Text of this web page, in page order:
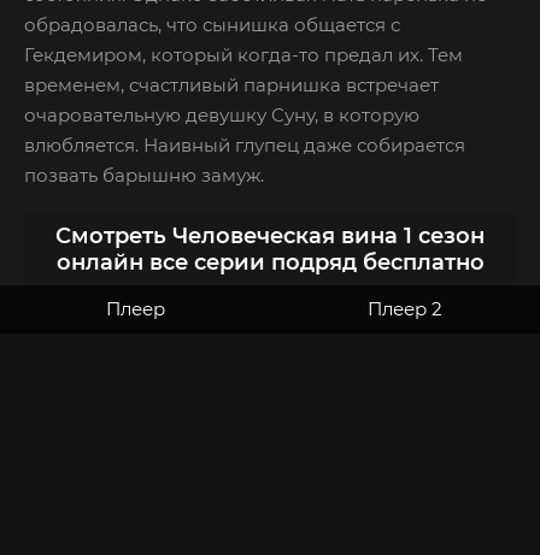
обрадовалась, что сынишка общается с
Гекдемиром, который когда-то предал их. Тем
временем, счастливый парнишка встречает
очаровательную девушку Суну, в которую
влюбляется. Наивный глупец даже собирается
позвать барышню замуж.
Смотреть Человеческая вина 1 сезон
онлайн все серии подряд бесплатно
Плеер Плеер 2